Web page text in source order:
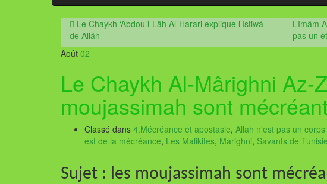
Le Chaykh ‘Abdou l-Lâh Al-Harari explique l’Istiwâ
de Allâh
L’Imâm
pas un
Août 02
Le Chaykh Al-Mârighni Az-
moujassimah sont
Classé dans 4.Mécréance et apostasie, Allah n'est pas un
est de la mécréance, Les Malikites, Marighni, Savants de Tunisie
Sujet : les moujassimah sont